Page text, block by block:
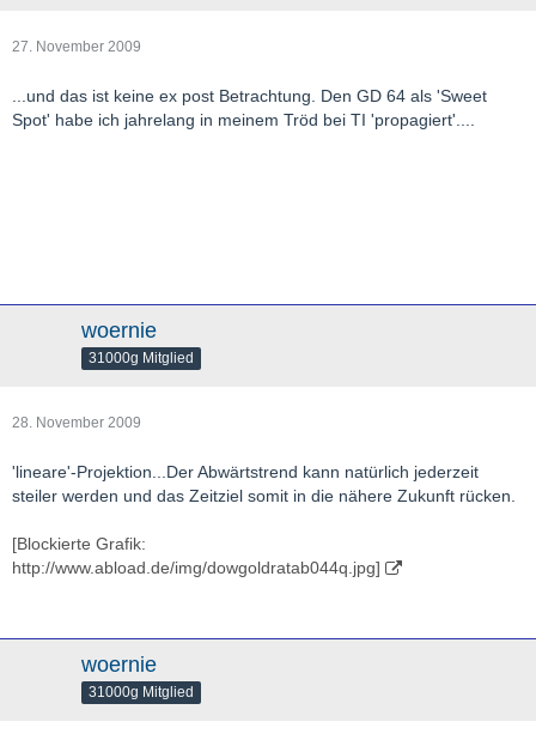
27. November 2009
...und das ist keine ex post Betrachtung. Den GD 64 als 'Sweet
Spot' habe ich jahrelang in meinem Tröd bei TI 'propagiert'....
woernie
31000g Mitglied
28. November 2009
'lineare'-Projektion...Der Abwärtstrend kann natürlich jederzeit
steiler werden und das Zeitziel somit in die nähere Zukunft rücken.
[Blockierte Grafik:
http://www.abload.de/img/dowgoldratab044q.jpg]
woernie
31000g Mitglied